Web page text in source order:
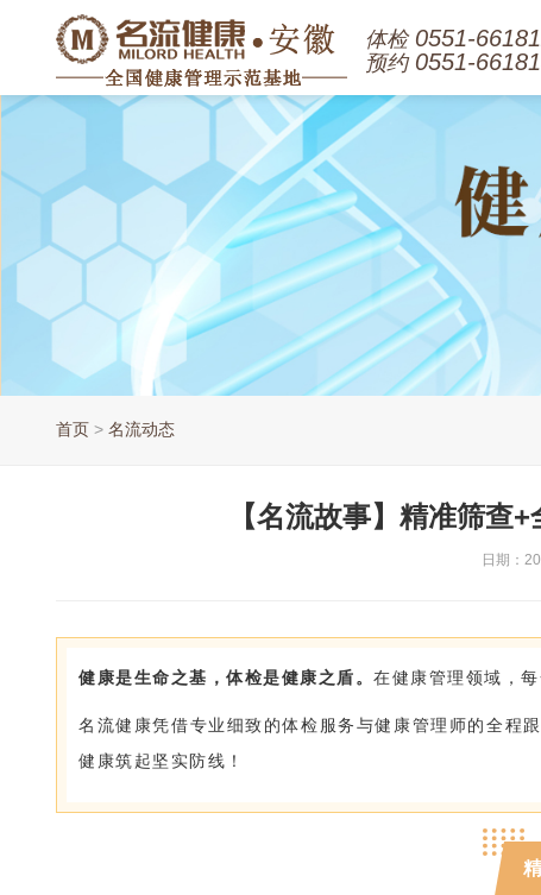
体检0551-
预约0551-
首页 > 名流动态
【名流故事】精准筛查
日期：
健康是生命之基，体检是健康之盾。 在健康管理领域，
名流健康凭借专业细致的体检服务与健康管理师的全程
健康筑起坚实防线！